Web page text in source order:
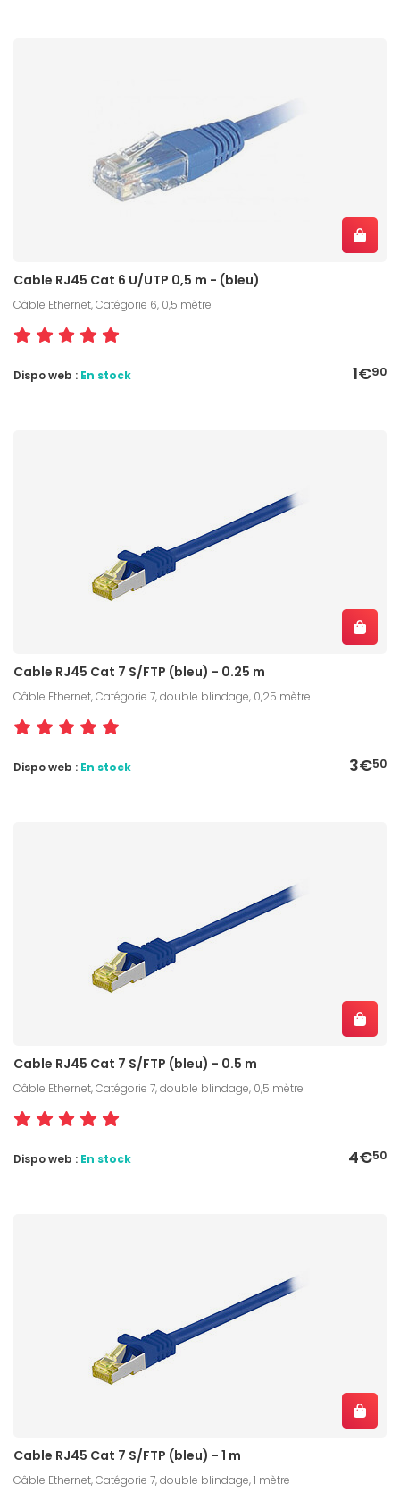
Cable RJ45 Cat 6 U/UTP 0,5 m - (bleu)
Câble Ethernet, Catégorie 6, 0,5 mètre
1€90
Dispo web : En stock
Cable RJ45 Cat 7 S/FTP (bleu) - 0.25 m
Câble Ethernet, Catégorie 7, double blindage, 0,25 mètre
3€50
Dispo web : En stock
Cable RJ45 Cat 7 S/FTP (bleu) - 0.5 m
Câble Ethernet, Catégorie 7, double blindage, 0,5 mètre
4€50
Dispo web : En stock
Cable RJ45 Cat 7 S/FTP (bleu) - 1 m
Câble Ethernet, Catégorie 7, double blindage, 1 mètre